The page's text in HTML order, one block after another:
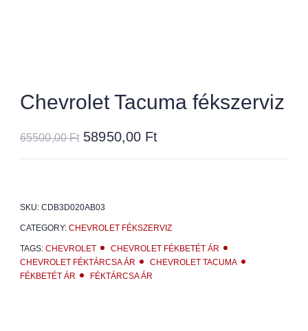
Chevrolet Tacuma fékszerviz
65500,00Ft 58950,00 Ft
SKU: CDB3D020AB03
CATEGORY: CHEVROLET FÉKSZERVIZ
TAGS: CHEVROLET
CHEVROLET FÉKBETÉT ÁR
CHEVROLET FÉKTÁRCSA ÁR
CHEVROLET TACUMA
FÉKBETÉT ÁR
FÉKTÁRCSA ÁR